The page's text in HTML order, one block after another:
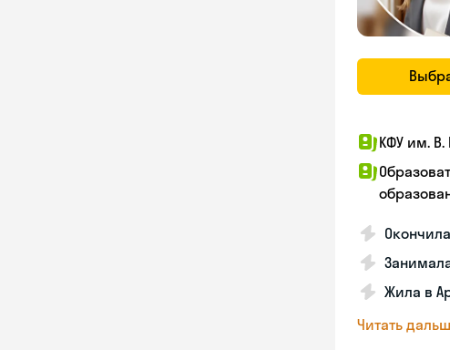
КФУ им. В.
Жила в
Читать